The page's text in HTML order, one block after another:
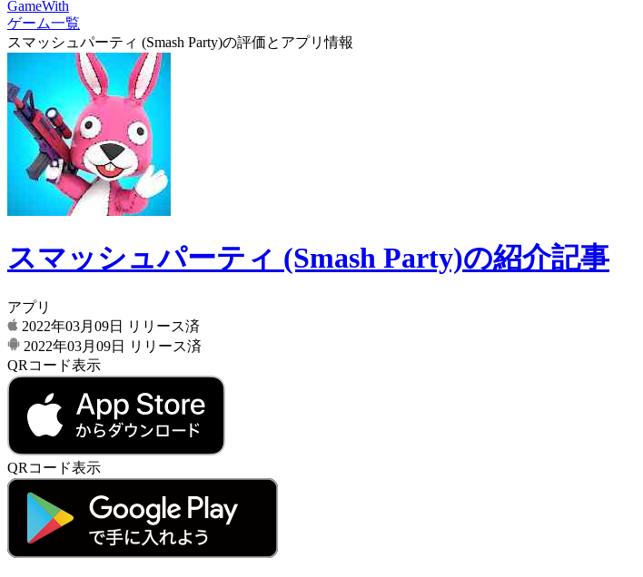
GameWith
ゲーム一覧
スマッシュパーティ (Smash Party)の評価とアプリ情報
スマッシュパーティ (Smash Party)の紹介記事
アプリ
2022年03月09日
リリース済
2022年03月09日
リリース済
QRコード表示
QRコード表示